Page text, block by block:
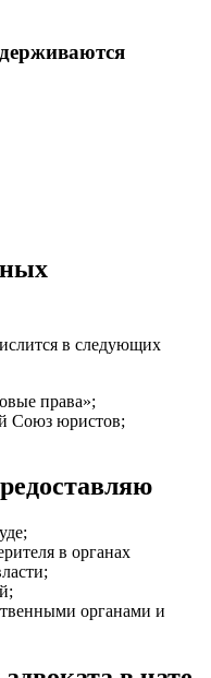
в следующих
права»;
Союз юристов;
;
в органах
;
;
органами и